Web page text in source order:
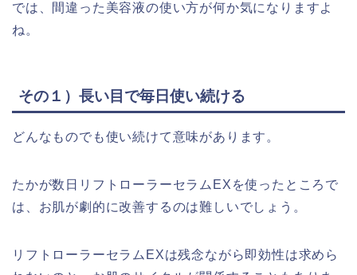
では、間違った美容液の使い方が何か気になりますよ
ね。
その１）長い目で毎日使い続ける
どんなものでも使い続けて意味があります。
たかが数日リフトローラーセラムEXを使ったところで
は、お肌が劇的に改善するのは難しいでしょう。
リフトローラーセラムEXは残念ながら即効性は求めら